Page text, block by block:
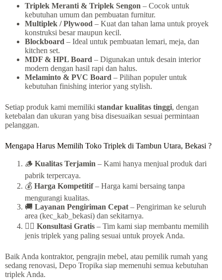
Triplek Meranti & Triplek Sengon – Cocok untuk
kebutuhan umum dan pembuatan furnitur.
Multiplek / Plywood – Kuat dan tahan lama untuk proyek
konstruksi besar maupun kecil.
Blockboard – Ideal untuk pembuatan lemari, meja, dan
kitchen set.
MDF & HPL Board – Digunakan untuk desain interior
modern dengan hasil rapi dan halus.
Melaminto & PVC Board – Pilihan populer untuk
kebutuhan finishing interior yang stylish.
Setiap produk kami memiliki standar kualitas tinggi, dengan
ketebalan dan ukuran yang bisa disesuaikan sesuai permintaan
pelanggan.
Mengapa Harus Memilih Toko Triplek di Tambun Utara, Bekasi ?
🪵 Kualitas Terjamin – Kami hanya menjual produk dari
pabrik terpercaya.
💰 Harga Kompetitif– Harga kami bersaing tanpa
mengurangi kualitas.
🚚 Layanan Pengiriman Cepat – Pengiriman ke seluruh
area (kec_kab_bekasi) dan sekitarnya.
👷‍♂️ Konsultasi Gratis – Tim kami siap membantu memilih
jenis triplek yang paling sesuai untuk proyek Anda.
Baik Anda kontraktor, pengrajin mebel, atau pemilik rumah yang
sedang renovasi, Depo Tropika siap memenuhi semua kebutuhan
triplek Anda.